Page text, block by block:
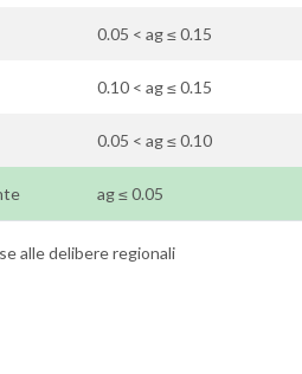
0.05 < ag ≤ 0.15
0.10 < ag ≤ 0.15
0.05 < ag ≤ 0.10
ag ≤ 0.05
alle delibere regionali